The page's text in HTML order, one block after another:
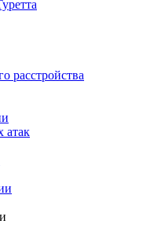
расстройства
атак